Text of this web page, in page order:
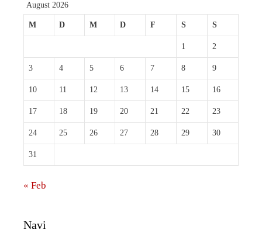
August 2026
M D M D F S S
1 2
3 4 5 6 7 8 9
10 11 12 13 14 15 16
17 18 19 20 21 22 23
24 25 26 27 28 29 30
31
« Feb
Navi